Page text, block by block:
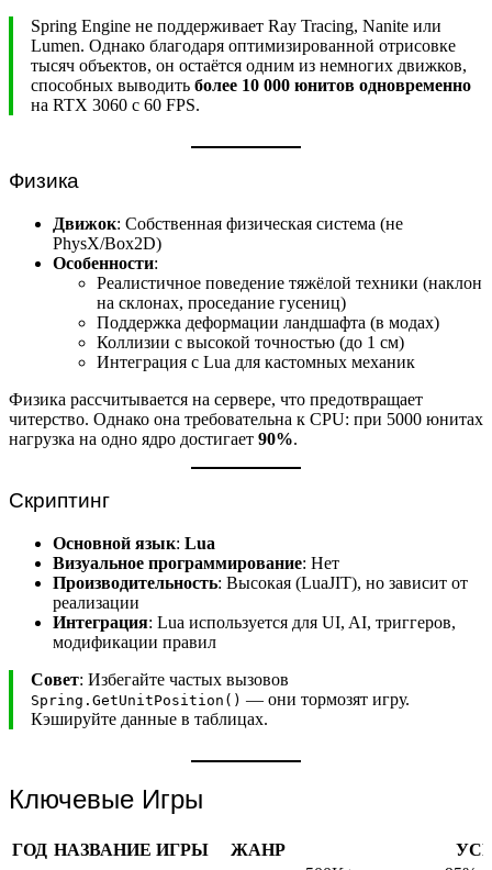
Spring Engine не поддерживает Ray Tracing, Nanite или
Lumen. Однако благодаря оптимизированной отрисовке
тысяч объектов, он остаётся одним из немногих движков,
способных выводить более 10 000 юнитов одновременно
на RTX 3060 с 60 FPS.
Физика
Движок: Собственная физическая система (не
PhysX/Box2D)
Особенности:
Реалистичное поведение тяжёлой техники (наклон
на склонах, проседание гусениц)
Поддержка деформации ландшафта (в модах)
Коллизии с высокой точностью (до 1 см)
Интеграция с Lua для кастомных механик
Физика рассчитывается на сервере, что предотвращает
читерство. Однако она требовательна к CPU: при 5000 юнитах
нагрузка на одно ядро достигает 90%.
Скриптинг
Основной язык: Lua
Визуальное программирование: Нет
Производительность: Высокая (LuaJIT), но зависит от
реализации
Интеграция: Lua используется для UI, AI, триггеров,
модификации правил
Совет: Избегайте частых вызовов
Spring.GetUnitPosition() — они тормозят игру.
Кэшируйте данные в таблицах.
Ключевые Игры
ГОД НАЗВАНИЕ ИГРЫ ЖАНР